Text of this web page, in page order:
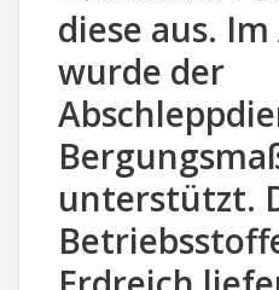
diese aus.
wurde der
unterstützt.